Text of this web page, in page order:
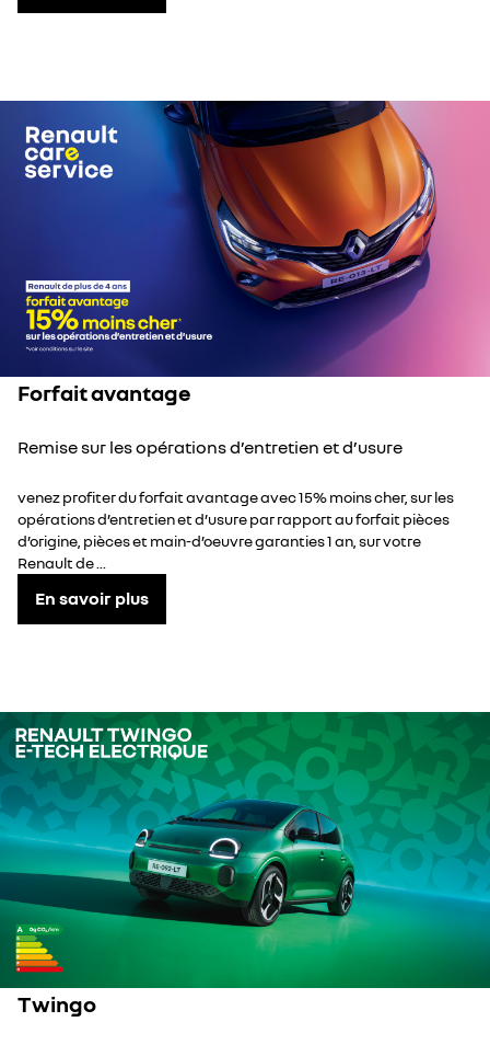
Forfait avantage
Remise sur les opérations d’entretien et d’usure
venez profiter du forfait avantage avec 15% moins cher, sur les
opérations d’entretien et d’usure par rapport au forfait pièces
d’origine, pièces et main-d’oeuvre garanties 1 an, sur votre
Renault de ...
En savoir plus
Twingo